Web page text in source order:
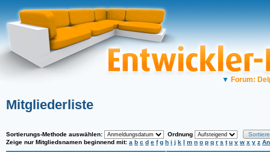
▼ Forum:
Mitgliederliste
Sortierungs-Methode auswählen:
Ordnung
Zeige nur Mitgliedsnamen beginnend mit: a b c d e f g h i j k l m n o p q r s t u v w x y z